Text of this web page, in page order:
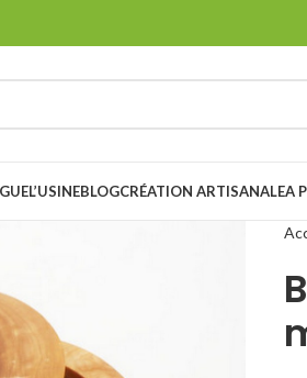
L’USINEBLOGCRÉATION ARTISANALEA